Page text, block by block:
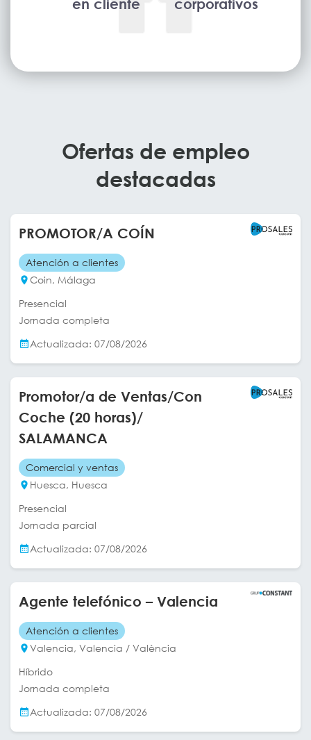
en cliente corporativos
Ofertas de empleo
destacadas
PROMOTOR/A COÍN
Atención a clientes
Coin, Málaga
Presencial
Jornada completa
Actualizada: 07/08/2026
Promotor/a de Ventas/Con
Coche (20 horas)/
SALAMANCA
Comercial y ventas
Huesca, Huesca
Presencial
Jornada parcial
Actualizada: 07/08/2026
Agente telefónico – Valencia
Atención a clientes
Valencia, Valencia / València
Híbrido
Jornada completa
Actualizada: 07/08/2026